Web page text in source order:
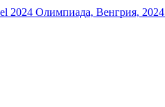
2024 Олимпиада, Венгрия, 2024